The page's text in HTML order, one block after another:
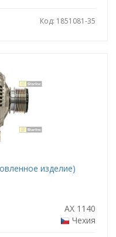
Код: 1851081-35
изделие)
AX 1140
Чехия